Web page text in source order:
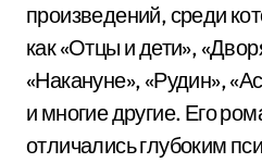
произведений, среди
как «Отцы и дети»,
«Накануне», «Рудин»,
и многие другие. Его
отличались глубоким